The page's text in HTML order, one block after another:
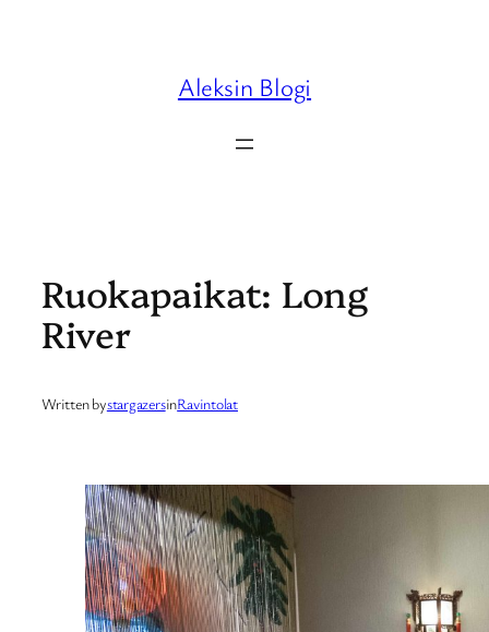
Aleksin Blogi
Ruokapaikat: Long
River
Written bystargazersinRavintolat